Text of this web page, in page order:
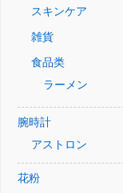
スキンケア
雑貨
食品类
ラーメン
腕時計
アストロン
花粉